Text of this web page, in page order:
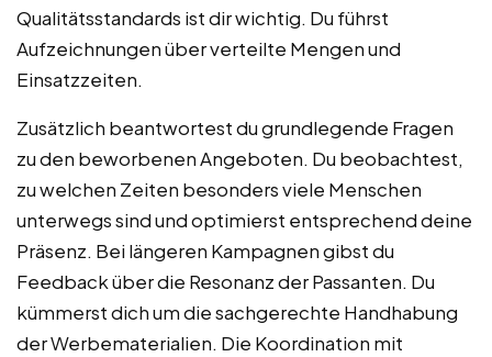
Qualitätsstandards ist dir wichtig. Du führst
Aufzeichnungen über verteilte Mengen und
Einsatzzeiten.
Zusätzlich beantwortest du grundlegende Fragen
zu den beworbenen Angeboten. Du beobachtest,
zu welchen Zeiten besonders viele Menschen
unterwegs sind und optimierst entsprechend deine
Präsenz. Bei längeren Kampagnen gibst du
Feedback über die Resonanz der Passanten. Du
kümmerst dich um die sachgerechte Handhabung
der Werbematerialien. Die Koordination mit